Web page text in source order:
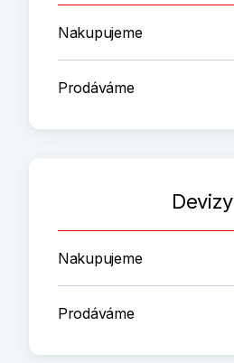
Nakupujeme
Prodáváme
Devizy
Nakupujeme
Prodáváme